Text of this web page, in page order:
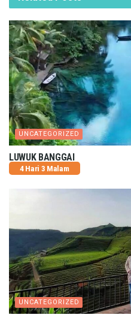
UNCATEGORIZED
LUWUK BANGGAI
4 Hari 3 Malam
UNCATEGORIZED